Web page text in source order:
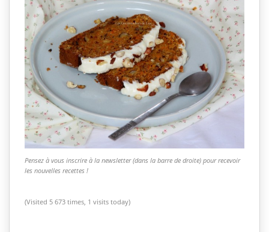
Pensez à vous inscrire à la newsletter (dans la barre de droite) pour recevoir
les nouvelles recettes !
(Visited 5 673 times, 1 visits today)